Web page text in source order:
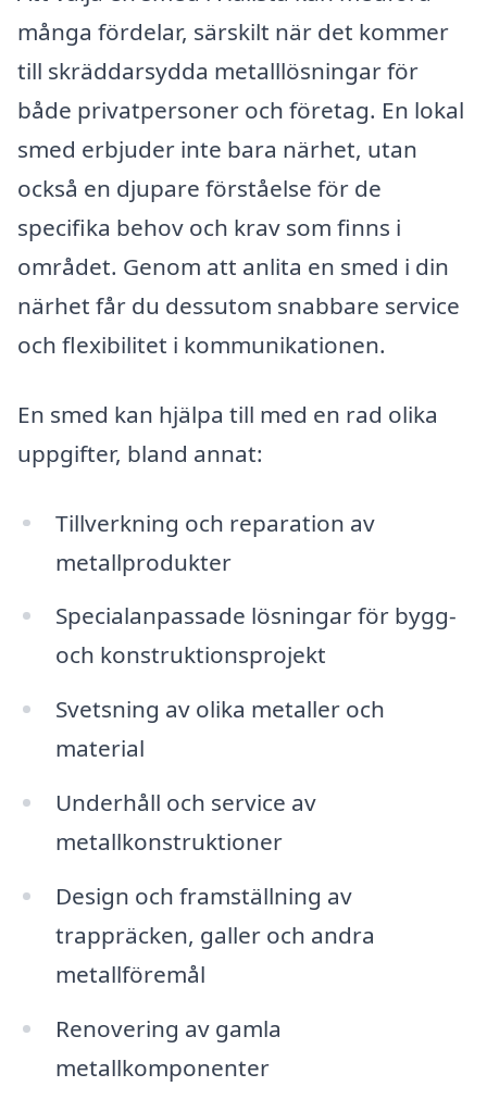
många fördelar, särskilt när det kommer
till skräddarsydda metalllösningar för
både privatpersoner och företag. En lokal
smed erbjuder inte bara närhet, utan
också en djupare förståelse för de
specifika behov och krav som finns i
området. Genom att anlita en smed i din
närhet får du dessutom snabbare service
och flexibilitet i kommunikationen.
En smed kan hjälpa till med en rad olika
uppgifter, bland annat:
Tillverkning och reparation av
metallprodukter
Specialanpassade lösningar för bygg-
och konstruktionsprojekt
Svetsning av olika metaller och
material
Underhåll och service av
metallkonstruktioner
Design och framställning av
trappräcken, galler och andra
metallföremål
Renovering av gamla
metallkomponenter